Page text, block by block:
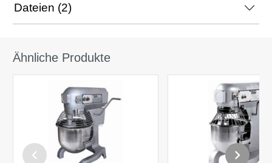
Dateien (2)
Ähnliche Produkte